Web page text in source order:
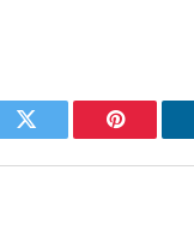
Twitter Pinterest